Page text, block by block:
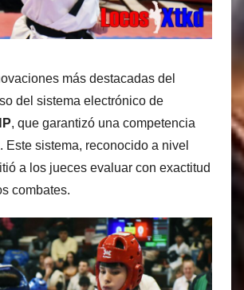
más destacadas del
del sistema electrónico de
, que garantizó una competencia
Este sistema, reconocido a nivel
a los jueces evaluar con exactitud
combates.